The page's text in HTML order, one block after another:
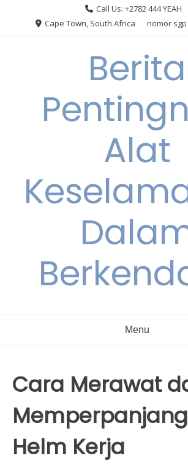
Call Us: +2782 444 YEAH
Cape Town, South Africa
nomor
Berita
Alat
Menu
Cara Merawat
Helm Kerja